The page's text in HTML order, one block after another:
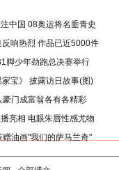
中国 08奥运将名垂青史
响热烈 作品已近5000件
脚少年劲跑总决赛举行
宝》 披露访日故事(图)
门成富翁各有各精彩
亮相 电眼朱唇性感尤物
油画"我们的萨马兰奇"